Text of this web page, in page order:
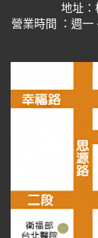
地址：
營業時間 ：週